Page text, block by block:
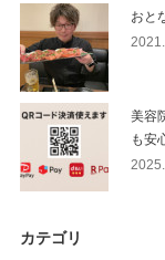
おと
美容
も安
カテゴリ